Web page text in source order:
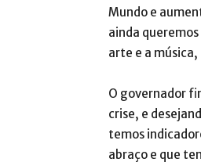
Mundo e
ainda
arte e a
O governador
crise, e
temos
abraço e que